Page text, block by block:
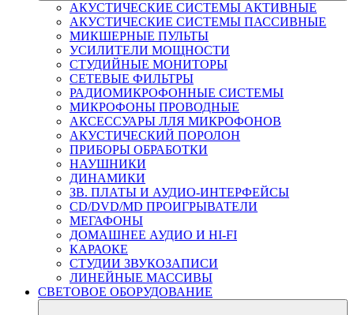
АКУСТИЧЕСКИЕ СИСТЕМЫ АКТИВНЫЕ
АКУСТИЧЕСКИЕ СИСТЕМЫ ПАССИВНЫЕ
МИКШЕРНЫЕ ПУЛЬТЫ
УСИЛИТЕЛИ МОЩНОСТИ
СТУДИЙНЫЕ МОНИТОРЫ
СЕТЕВЫЕ ФИЛЬТРЫ
РАДИОМИКРОФОННЫЕ СИСТЕМЫ
МИКРОФОНЫ ПРОВОДНЫЕ
АКСЕССУАРЫ ЛЛЯ МИКРОФОНОВ
АКУСТИЧЕСКИЙ ПОРОЛОН
ПРИБОРЫ ОБРАБОТКИ
НАУШНИКИ
ДИНАМИКИ
ЗВ. ПЛАТЫ И АУДИО-ИНТЕРФЕЙСЫ
CD/DVD/MD ПРОИГРЫВАТЕЛИ
МЕГАФОНЫ
ДОМАШНЕЕ АУДИО И HI-FI
КАРАОКЕ
СТУДИИ ЗВУКОЗАПИСИ
ЛИНЕЙНЫЕ МАССИВЫ
СВЕТОВОЕ ОБОРУДОВАНИЕ